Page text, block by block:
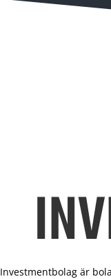
Investmentbolag är